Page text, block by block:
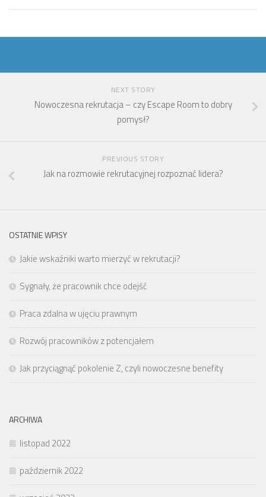
NEXT STORY
Nowoczesna rekrutacja – czy Escape Room to dobry
pomysł?
PREVIOUS STORY
Jak na rozmowie rekrutacyjnej rozpoznać lidera?
OSTATNIE WPISY
Jakie wskaźniki warto mierzyć w rekrutacji?
Sygnały, że pracownik chce odejść
Praca zdalna w ujęciu prawnym
Rozwój pracowników z potencjałem
Jak przyciągnąć pokolenie Z, czyli nowoczesne benefity
ARCHIWA
listopad 2022
październik 2022